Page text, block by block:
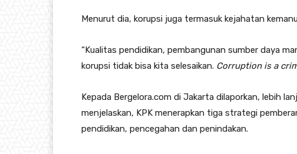
Menurut dia, korupsi juga termasuk kejahatan
“Kualitas pendidikan, pembangunan sumber daya
korupsi tidak bisa kita selesaikan. Corruption is a
Kepada Bergelora.com di Jakarta dilaporkan, lebih
menjelaskan, KPK menerapkan tiga strategi
pendidikan, pencegahan dan penindakan.